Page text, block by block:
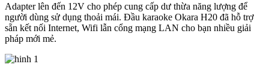
Adapter lên đến 12V cho phép cung cấp dư thừa năng lượng để
người dùng sử dụng thoải mái. Đầu karaoke Okara H20 đã hỗ trợ
sẵn kết nối Internet, Wifi lẫn cổng mạng LAN cho bạn nhiều giải
pháp mới mẻ.